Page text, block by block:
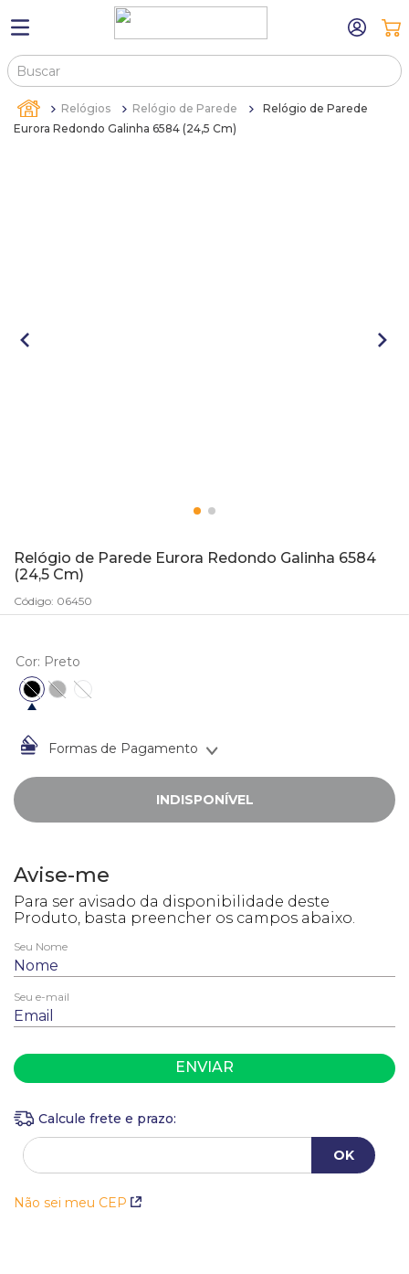
Buscar
Relógios Relógio de Parede
Relógio de Parede
Eurora Redondo Galinha 6584 (24,5 Cm)
Relógio de Parede Eurora Redondo Galinha 6584
(24,5 Cm)
Código: 06450
Cor: Preto
Formas de Pagamento
INDISPONÍVEL
ENVIAR
Não sei meu CEP
1º
máquina relógio pulso